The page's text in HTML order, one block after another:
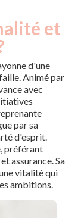
et
d'une
Animé par
avec
par sa
d'esprit.
préférant
assurance. Sa
vitalité qui
ambitions.